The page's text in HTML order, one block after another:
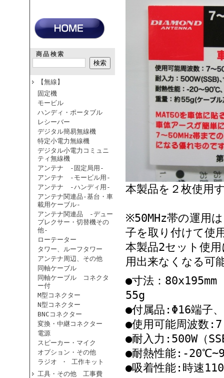
商品検索
【無線】
固定機
モービル
ハンディ・ポータブル
レシーバー
デジタル簡易無線機
特定小電力無線機
デジタル小電力コミュニ
ティ無線機
アンテナ -固定局用-
アンテナ -モービル用-
アンテナ -ハンディ用-
アンテナ関連品-基台・車
載用ケーブル-
アンテナ関連品 -デュー
プレクサー・切替機その
他-
ローテーター
タワー、ルーフタワー
アンテナ周辺、その他
同軸ケーブル
同軸ケーブル コネクタ
ー付
M型コネクター
N型コネクター
BNCコネクター
変換・中継コネクター
電源
スピーカー・マイク
オプション・その他
ラジオ ・ 工作キット
工具・その他 工事費
本製品を２枚使用
※50MHz帯の運用
子を取り付けて使
本製品2セット使
用出来なくなる可
●寸法：
55g
●付属品:Φ16端子
●使用可能周波数:7
●耐入力:500W（
●耐熱性能:-
●吸着性能:時速